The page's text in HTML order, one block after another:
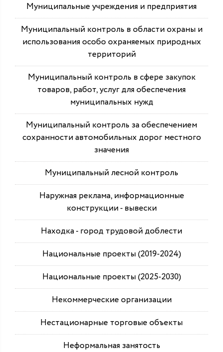
Муниципальные учреждения и предприятия
Муниципальный контроль в области охраны и
использования особо охраняемых природных
территорий
Муниципальный контроль в сфере закупок
товаров, работ, услуг для обеспечения
муниципальных нужд
Муниципальный контроль за обеспечением
сохранности автомобильных дорог местного
значения
Муниципальный лесной контроль
Наружная реклама, информационные
конструкции - вывески
Находка - город трудовой доблести
Национальные проекты (2019-2024)
Национальные проекты (2025-2030)
Некоммерческие организации
Нестационарные торговые объекты
Неформальная занятость